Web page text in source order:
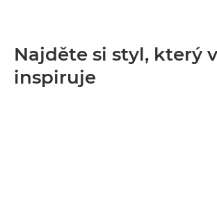
Najděte si styl, který
inspiruje